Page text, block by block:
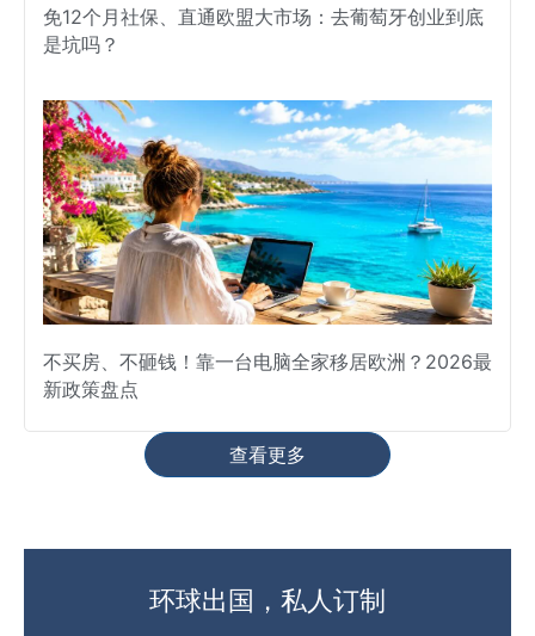
免12个月社保、直通欧盟大市场：去葡萄牙创业到底
是坑吗？
不买房、不砸钱！靠一台电脑全家移居欧洲？2026最
新政策盘点
查看更多
环球出国，私人订制